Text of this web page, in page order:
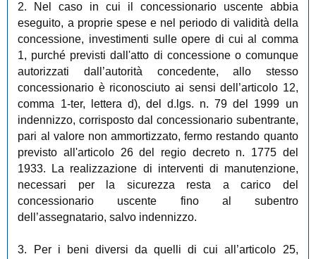
2. Nel caso in cui il concessionario uscente abbia
eseguito, a proprie spese e nel periodo di validità della
concessione, investimenti sulle opere di cui al comma
1, purché previsti dall'atto di concessione o comunque
autorizzati dall’autorità concedente, allo stesso
concessionario è riconosciuto ai sensi dell’articolo 12,
comma 1-ter, lettera d), del d.lgs. n. 79 del 1999 un
indennizzo, corrisposto dal concessionario subentrante,
pari al valore non ammortizzato, fermo restando quanto
previsto all'articolo 26 del regio decreto n. 1775 del
1933. La realizzazione di interventi di manutenzione,
necessari per la sicurezza resta a carico del
concessionario uscente fino al subentro
dell’assegnatario, salvo indennizzo.
3. Per i beni diversi da quelli di cui all’articolo 25,